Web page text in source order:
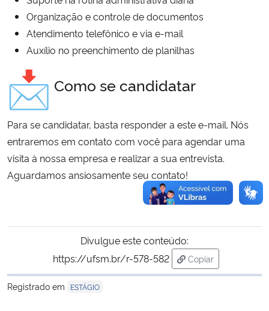
Banco Central do Brasil
Organização e controle de documentos
Atendimento telefônico e via e-mail
Auxílio no preenchimento de planilhas
Como se candidatar
Para se candidatar, basta responder a este e-mail. Nós
entraremos em contato com você para agendar uma
visita à nossa empresa e realizar a sua entrevista.
Aguardamos ansiosamente seu contato!
Divulgue este conteúdo:
https://ufsm.br/r-578-582
Copiar
para área de
Registrado em
ESTÁGIO